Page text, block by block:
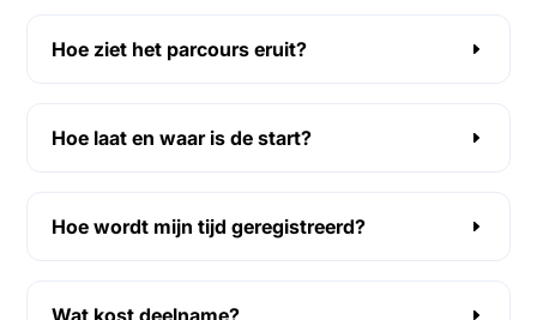
Hoe ziet het parcours eruit?
Hoe laat en waar is de start?
Hoe wordt mijn tijd geregistreerd?
Wat kost deelname?